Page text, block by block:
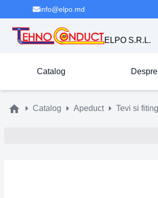
info@elpo.md
ELPO S.R.L.
Catalog
Catalog Apeduct Tevi si